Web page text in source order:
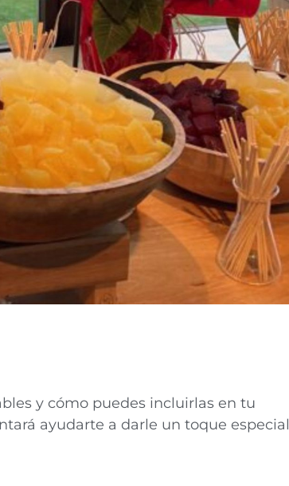
y cómo puedes incluirlas en tu
ayudarte a darle un toque especial